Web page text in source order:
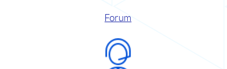
Forum